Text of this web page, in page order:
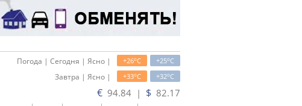
+25oC
+26oC
Погода | Сегодня | Ясно |
+32oC
+33oC
Завтра | Ясно |
€ 94.84 | $ 82.17